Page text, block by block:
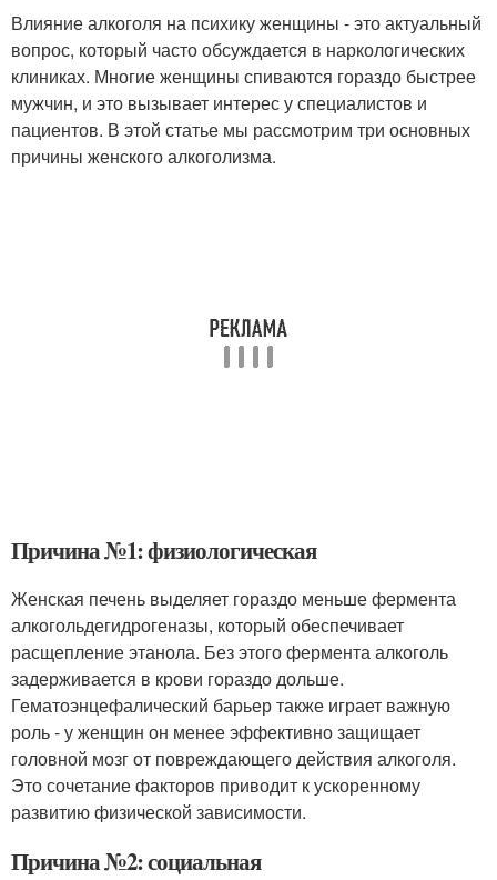
Влияние алкоголя на психику женщины - это актуальный
вопрос, который часто обсуждается в наркологических
клиниках. Многие женщины спиваются гораздо быстрее
мужчин, и это вызывает интерес у специалистов и
пациентов. В этой статье мы рассмотрим три основных
причины женского алкоголизма.
Причина №1: физиологическая
Женская печень выделяет гораздо меньше фермента
алкогольдегидрогеназы, который обеспечивает
расщепление этанола. Без этого фермента алкоголь
задерживается в крови гораздо дольше.
Гематоэнцефалический барьер также играет важную
роль - у женщин он менее эффективно защищает
головной мозг от повреждающего действия алкоголя.
Это сочетание факторов приводит к ускоренному
развитию физической зависимости.
Причина №2: социальная